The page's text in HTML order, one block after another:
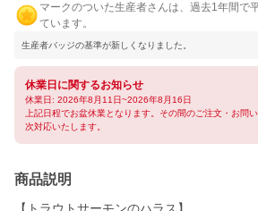
マークのついた生産者さんは、過去1年間で
ています。
生産者バッジの基準が新しくなりました。
休業日に関するお知らせ
休業日: 2026年8月11日~2026年8月16日
上記日程でお盆休業となります。その間のご注文・お問
次対応いたします。
商品説明